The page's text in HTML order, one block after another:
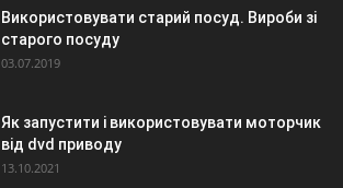
Використовувати старий посуд. Вироби зі
старого посуду
03.07.2019
Як запустити і використовувати моторчик
від dvd приводу
13.10.2021